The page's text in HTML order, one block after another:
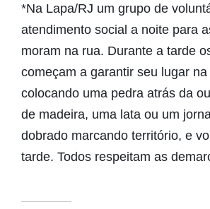
*Na Lapa/RJ um grupo de
atendimento social a noite para
moram na rua. Durante a tarde
começam a garantir seu lugar
colocando uma pedra atrás da
de madeira, uma lata ou um
dobrado marcando território, e
tarde. Todos respeitam as